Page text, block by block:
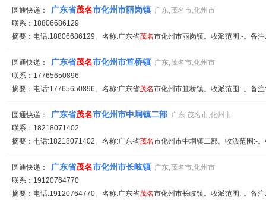
圆通快递： 广东省茂名市化州市丽岗镇 广东,茂名市,化州市
联系：18806686129
摘要：电话:18806686129。名称:广东省茂名市化州市丽岗镇。收派范围:-。备
圆通快递： 广东省茂名市化州市笪桥镇 广东,茂名市,化州市
联系：17765650896
摘要：电话:17765650896。名称:广东省茂名市化州市笪桥镇。收派范围:-。备
圆通快递： 广东省茂名市化州市中垌镇二部 广东,茂名市,化州市
联系：18218071402
摘要：电话:18218071402。名称:广东省茂名市化州市中垌镇二部。收派范围:-
圆通快递： 广东省茂名市化州市长岐镇 广东,茂名市,化州市
联系：19120764770
摘要：电话:19120764770。名称:广东省茂名市化州市长岐镇。收派范围:-。备